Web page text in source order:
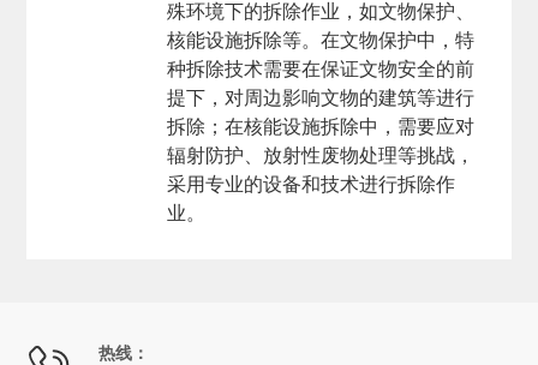
殊环境下的拆除作业，如文物保护、
核能设施拆除等。在文物保护中，特
种拆除技术需要在保证文物安全的前
提下，对周边影响文物的建筑等进行
拆除；在核能设施拆除中，需要应对
辐射防护、放射性废物处理等挑战，
采用专业的设备和技术进行拆除作
业。
热线：